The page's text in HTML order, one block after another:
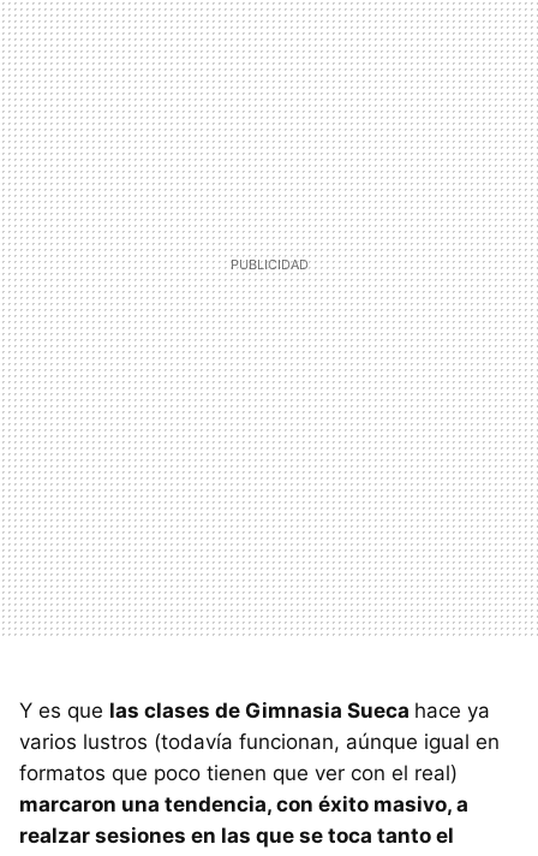
Y es que las clases de Gimnasia Sueca hace ya
varios lustros (todavía funcionan, aúnque igual en
formatos que poco tienen que ver con el real)
marcaron una tendencia, con éxito masivo, a
realzar sesiones en las que se toca tanto el